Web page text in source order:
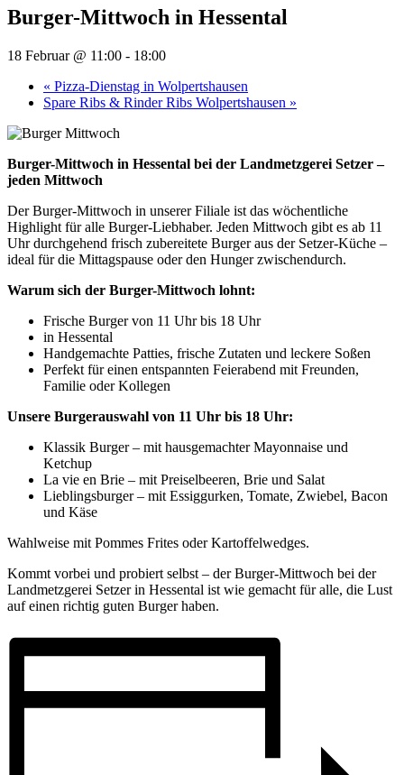
Burger-Mittwoch in Hessental
18 Februar @ 11:00 - 18:00
« Pizza-Dienstag in Wolpertshausen
Spare Ribs & Rinder Ribs Wolpertshausen »
Burger-Mittwoch in Hessental bei der Landmetzgerei Setzer –
jeden Mittwoch
Der Burger-Mittwoch in unserer Filiale ist das wöchentliche
Highlight für alle Burger-Liebhaber. Jeden Mittwoch gibt es ab 11
Uhr durchgehend frisch zubereitete Burger aus der Setzer-Küche –
ideal für die Mittagspause oder den Hunger zwischendurch.
Warum sich der Burger-Mittwoch lohnt:
Frische Burger von 11 Uhr bis 18 Uhr
in Hessental
Handgemachte Patties, frische Zutaten und leckere Soßen
Perfekt für einen entspannten Feierabend mit Freunden,
Familie oder Kollegen
Unsere Burgerauswahl von 11 Uhr bis 18 Uhr:
Klassik Burger – mit hausgemachter Mayonnaise und
Ketchup
La vie en Brie – mit Preiselbeeren, Brie und Salat
Lieblingsburger – mit Essiggurken, Tomate, Zwiebel, Bacon
und Käse
Wahlweise mit Pommes Frites oder Kartoffelwedges.
Kommt vorbei und probiert selbst – der Burger-Mittwoch bei der
Landmetzgerei Setzer in Hessental ist wie gemacht für alle, die Lust
auf einen richtig guten Burger haben.